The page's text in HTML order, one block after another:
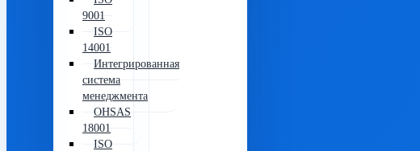
9001
ISO
14001
Интегрированная
система
менеджмента
OHSAS
18001
ISO